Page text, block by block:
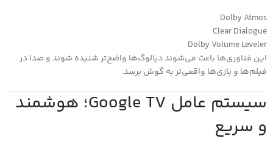
Dolby Atmos
Clear Dialogue
Dolby Volume Leveler
این فناوری‌ها باعث می‌شوند دیالوگ‌ها واضح‌تر شنیده شوند و صدا در
فیلم‌ها و بازی‌ها واقعی‌تر به گوش برسد.
سیستم عامل Google TV؛ هوشمند
و سریع